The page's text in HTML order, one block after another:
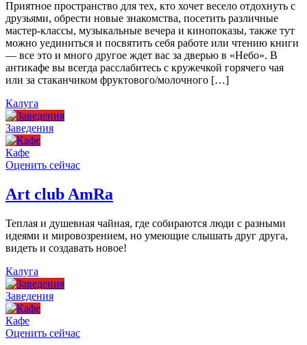
Приятное пространство для тех, кто хочет весело отдохнуть с
друзьями, обрести новые знакомства, посетить различные
мастер-классы, музыкальные вечера и кинопоказы, также тут
можно уединиться и посвятить себя работе или чтению книги
— все это и много другое ждет вас за дверью в «Небо». В
антикафе вы всегда расслабитесь с кружечкой горячего чая
или за стаканчиком фруктового/молочного […]
Калуга
Заведения
Кафе
Оценить сейчас
Art сlub AmRa
Теплая и душевная чайная, где собираются люди с разными
идеями и мировозрением, но умеющие слышать друг друга,
видеть и создавать новое!
Калуга
Заведения
Кафе
Оценить сейчас